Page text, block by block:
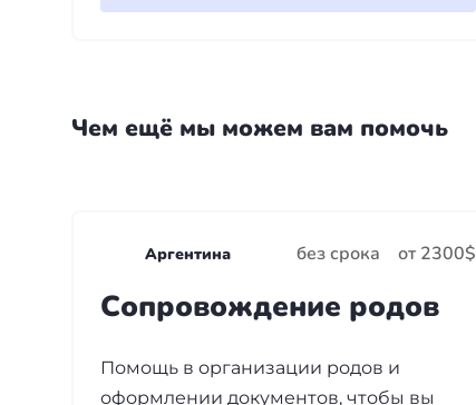
Чем ещё мы можем вам помочь
Аргентина без срока от 2300$
Сопровождение родов
Помощь в организации родов и
оформлении документов, чтобы вы